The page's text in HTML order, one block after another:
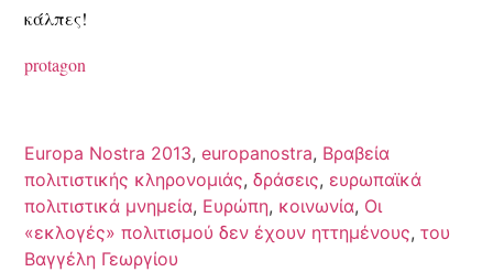
κάλπες!
protagon
Europa Nostra 2013,europanostra, Βραβεία
πολιτιστικής κληρονομιάς,δράσεις, ευρωπαϊκά
πολιτιστικά μνημεία, Ευρώπη, κοινωνία, Οι
«εκλογές» πολιτισμού δεν έχουν ηττημένους,του
Βαγγέλη Γεωργίου